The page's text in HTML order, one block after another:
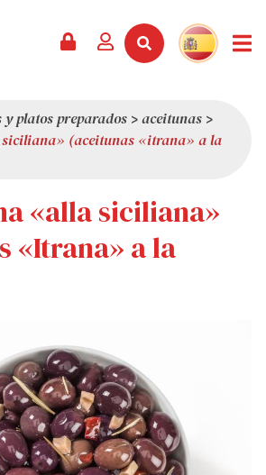
y platos preparados >aceitunas >
(aceitunas «itrana» a la
«alla siciliana»
«Itrana» a la